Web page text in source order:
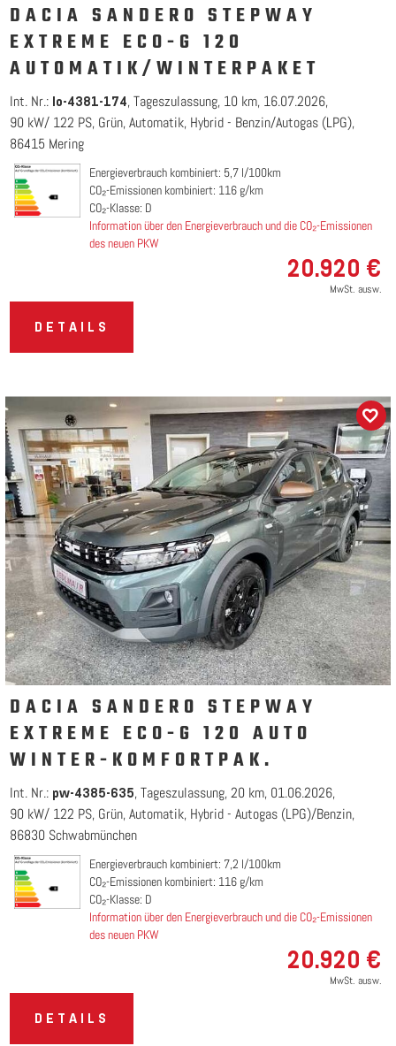
DACIA SANDERO STEPWAY
EXTREME ECO-G 120
AUTOMATIK/WINTERPAKET
Int. Nr.: lo-4381-174 Tageszulassung 10 km 16.07.2026
90 kW/ 122 PS Grün Automatik Hybrid - Benzin/Autogas (LPG)
86415 Mering
Energieverbrauch kombiniert: 5,7 l/100km
CO₂-Emissionen kombiniert: 116 g/km
CO₂-Klasse: D
Information über den Energieverbrauch und die CO₂-Emissionen
des neuen PKW
20.920 €
MwSt. ausw.
DETAILS
DACIA SANDERO STEPWAY
EXTREME ECO-G 120 AUTO
WINTER-KOMFORTPAK.
Int. Nr.: pw-4385-635 Tageszulassung 20 km 01.06.2026
90 kW/ 122 PS Grün Automatik Hybrid - Autogas (LPG)/Benzin
86830 Schwabmünchen
Energieverbrauch kombiniert: 7,2 l/100km
CO₂-Emissionen kombiniert: 116 g/km
CO₂-Klasse: D
Information über den Energieverbrauch und die CO₂-Emissionen
des neuen PKW
20.920 €
MwSt. ausw.
DETAILS